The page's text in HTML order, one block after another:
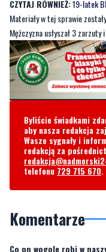
Byliście świadkami
aby nasza redakcja
Wasze sygnały i
telefonu729 715 670.
Komentarze
kraju?
14 1 Zgłoś komentarz